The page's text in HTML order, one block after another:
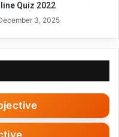
Quiz 2022
3, 2025